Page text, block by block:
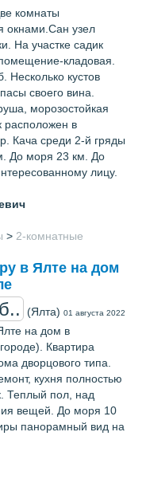
комнаты
окнами.Сан узел
На участке садик
кладовая.
кустов
своего вина.
морозостойкая
расположен в
Кача среди 2-й гряды
До моря 23 км. До
лицу.
> 2-комнатные
в Ялте на дом
(Ялта) 01 августа 2022
на дом в
Квартира
дворцового типа.
кухня полностью
Теплый пол, над
вещей. До моря 10
панорамный вид на